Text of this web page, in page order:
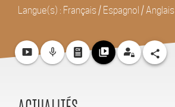
Langue(s) : Français / Espagnol / Anglais
smart_display mic_none video_library share